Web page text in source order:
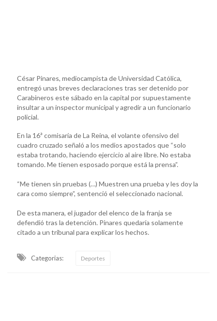
César Pinares, mediocampista de Universidad Católica,
entregó unas breves declaraciones tras ser detenido por
Carabineros este sábado en la capital por supuestamente
insultar a un inspector municipal y agredir a un funcionario
policial.
En la 16ª comisaría de La Reina, el volante ofensivo del
cuadro cruzado señaló a los medios apostados que “solo
estaba trotando, haciendo ejercicio al aire libre. No estaba
tomando. Me tienen esposado porque está la prensa”.
“Me tienen sin pruebas (…) Muestren una prueba y les doy la
cara como siempre”, sentenció el seleccionado nacional.
De esta manera, el jugador del elenco de la franja se
defendió tras la detención. Pinares quedaría solamente
citado a un tribunal para explicar los hechos.
Categorias: Deportes